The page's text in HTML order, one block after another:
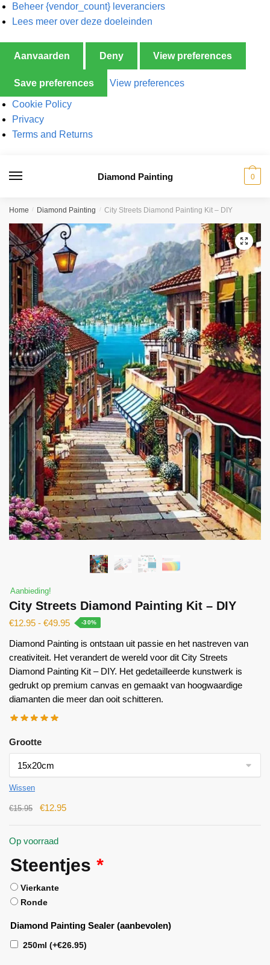
Beheer {vendor_count} leveranciers
Lees meer over deze doeleinden
Aanvaarden Deny View preferences
Save preferences View preferences
Cookie Policy
Privacy
Terms and Returns
Diamond Painting 0
Home / Diamond Painting / City Streets Diamond Painting Kit – DIY
🔍
Aanbieding!
City Streets Diamond Painting Kit – DIY
€12.95 - €49.95 -30%
Diamond Painting is ontstaan ​​uit passie en het nastreven van
creativiteit. Het verandert de wereld voor dit City Streets
Diamond Painting Kit – DIY. Het gedetailleerde kunstwerk is
gedrukt op premium canvas en gemaakt van hoogwaardige
diamanten die meer dan ooit schitteren.
Grootte
Wissen
€15.95 €12.95
Op voorraad
Steentjes *
Vierkante
Ronde
Diamond Painting Sealer (aanbevolen)
250ml (+€26.95)